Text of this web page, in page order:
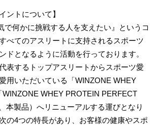
ントについて】
で何かに挑戦する人を支えたい』というコ
べてのアスリートに支持されるスポーツ
ドとなるように活動を行っております。
表するトップアスリートからスポーツ愛
用いただいている「WINZONE WHEY
WHEY PROTEIN PERFECT
本製品）へリニューアルする運びとなり
の4つの特長があり、お客様の健康やスポ